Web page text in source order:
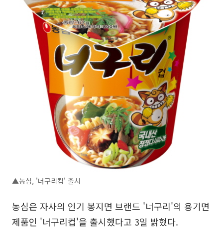
▲농심, '너구리컵' 출시
농심은 자사의 인기 봉지면 브랜드 '너구리'의 용기면
제품인 '너구리컵'을 출시했다고 3일 밝혔다.